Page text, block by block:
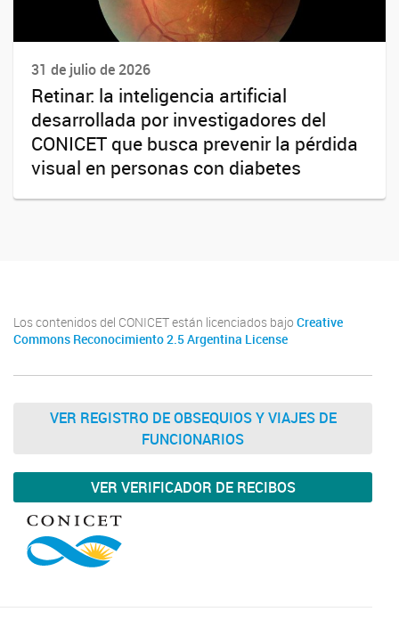
31 de julio de 2026
Retinar: la inteligencia artificial
desarrollada por investigadores del
CONICET que busca prevenir la pérdida
visual en personas con diabetes
Los contenidos del CONICET están licenciados bajo Creative
Commons Reconocimiento 2.5 Argentina License
VER REGISTRO DE OBSEQUIOS Y VIAJES DE
FUNCIONARIOS
VER VERIFICADOR DE RECIBOS